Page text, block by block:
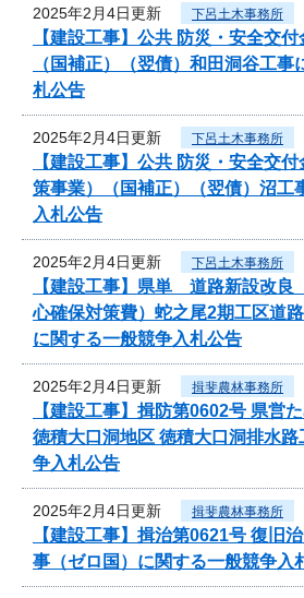
2025年2月4日更新 下呂土木事務所
【建設工事】公共 防災・安全交付
（国補正）（翌債）和田洞谷工事
札公告
2025年2月4日更新 下呂土木事務所
【建設工事】公共 防災・安全交
策事業）（国補正）（翌債）沼工
入札公告
2025年2月4日更新 下呂土木事務所
【建設工事】県単 道路新設改良
心確保対策費）蛇之尾2期工区道
に関する一般競争入札公告
2025年2月4日更新 揖斐農林事務所
【建設工事】揖防第0602号 県営
徳積大口洞地区 徳積大口洞排水
争入札公告
2025年2月4日更新 揖斐農林事務所
【建設工事】揖治第0621号 復旧
事（ゼロ国）に関する一般競争入